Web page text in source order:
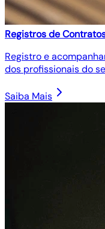
Registros de
Registro e
dos profissionais do
Saiba Mais